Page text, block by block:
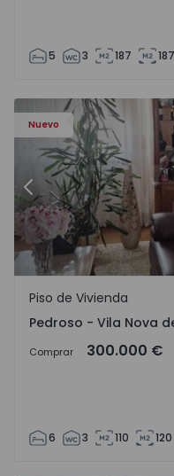
5 3 187 187
Nuevo
- 1575635 - 12
Piso de Vivienda T6
Anterior
Pedroso - Vila Nova
Piso de Vivienda
Pedroso - Vila Nova
Comprar 300.000 €
6 3 110 120